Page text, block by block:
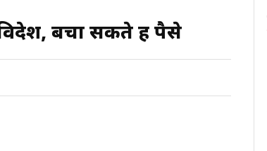
बचा सकते हैं पैसे